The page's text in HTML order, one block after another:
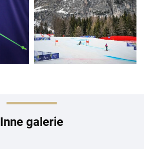
Inne galerie